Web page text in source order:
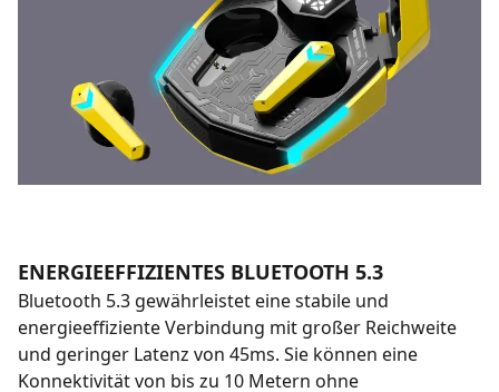
ENERGIEEFFIZIENTES BLUETOOTH 5.3
Bluetooth 5.3 gewährleistet eine stabile und
energieeffiziente Verbindung mit großer Reichweite
und geringer Latenz von 45ms. Sie können eine
Konnektivität von bis zu 10 Metern ohne